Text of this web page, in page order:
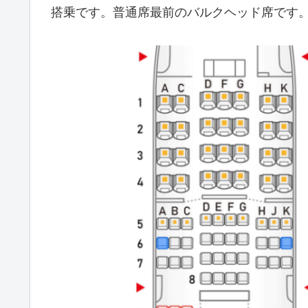
搭乗です。普通席最前のバルクヘッド席です